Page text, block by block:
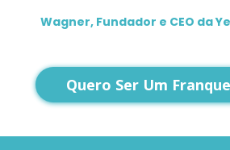
Wagner, Fundador e CEO da
Quero Ser Um